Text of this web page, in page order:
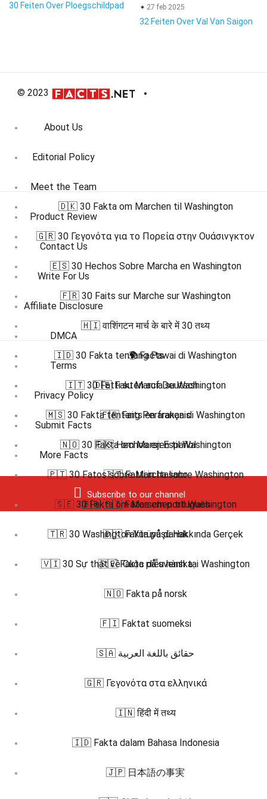
30 Feiten Over Ploegschildpad
27 feb 2025
32 Feiten Over Val Van Saigon
© 2023
About Us
Editorial Policy
Meet the Team
Product Review
Contact Us
Write For Us
Affiliate Disclosure
DMCA
Terms
Privacy Policy
Submit Facts
More Facts
Subscribe to our channel
🇩🇰 30 Fakta om Marchen til Washington
🇬🇷 30 Γεγονότα για το Πορεία στην Ουάσινγκτον
🇪🇸 30 Hechos Sobre Marcha en Washington
🇫🇷 30 Faits sur Marche sur Washington
🇭🇮 वाशिंगटन मार्च के बारे में 30 तथ्य
🇮🇩 30 Fakta tentang Pawai di Washington
🇮🇹 30 Fatti su Marcia su Washington
🇲🇸 30 Fakta tentang Perarakan di Washington
🇳🇴 30 Fakta om Marsjen til Washington
🇵🇹 30 Fatos sobre Marcha sobre Washington
🇸🇪 30 Fakta om Marschen till Washington
🇹🇷 30 Washington Yürüyüşü Hakkında Gerçek
🇻🇮 30 Sự thật về Cuộc diễu hành tại Washington
🌍 Facts
🇩🇪 Fakten auf Deutsch
🇫🇷 Faits en français
🇪🇸 Hechos en Español
🇮🇹 Fatti in Italiano
🇧🇷 🇵🇹 Fatos em português
🇩🇰 Fakta på dansk
🇸🇪 Fakta på svenska
🇳🇴 Fakta på norsk
🇫🇮 Faktat suomeksi
🇸🇦 حقائق باللغة العربية
🇬🇷 Γεγονότα στα ελληνικά
🇮🇳 हिंदी में तथ्य
🇮🇩 Fakta dalam Bahasa Indonesia
🇯🇵 日本語の事実